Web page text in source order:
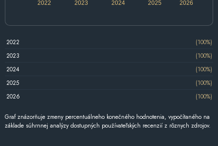
2022 2024 2026
2023 2025
2022
(100%)
2023
(100%)
2024
(100%)
2025
(100%)
2026
(100%)
Graf znázorňuje zmeny percentuálneho konečného hodnotenia, vypočítaného na
základe súhrnnej analýzy dostupných používateľských recenzií z rôznych zdrojov.